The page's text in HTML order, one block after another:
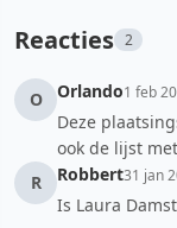
Reacties 2
O Orlando1 feb
Deze
ook de lijst
R
Robbert31 jan
Is Laura